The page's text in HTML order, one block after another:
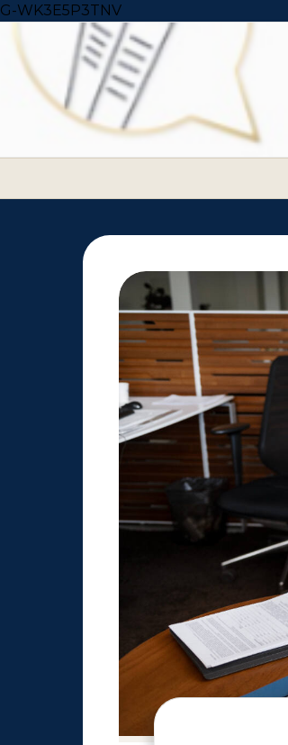
G-WK3E5P3TNVSkip to content